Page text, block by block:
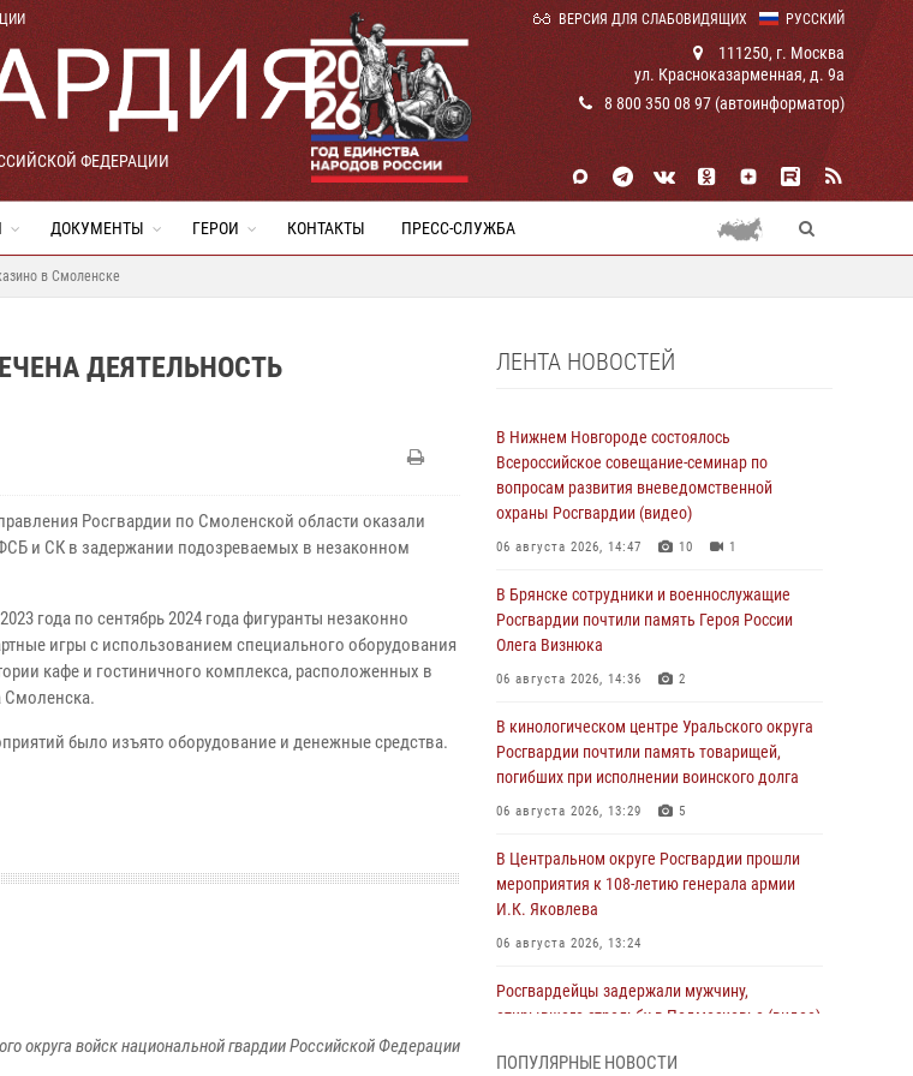
РУССКИЙ
ВЕРСИЯ ДЛЯ СЛАБОВИДЯЩИХ
ФЕДЕРАЦИИ
111250, г. Москва
ул. Красноказарменная, д. 9а
8 800 350 08 97 (автоинформатор)
ДОКУМЕНТЫ ГЕРОИ КОНТАКТЫ ПРЕСС-СЛУЖБА
в Смоленске
ДЕЯТЕЛЬНОСТЬ
Росгвардии по Смоленской области оказали
и СК в задержании подозреваемых в незаконном
года по сентябрь 2024 года фигуранты незаконно
игры с использованием специального оборудования
кафе и гостиничного комплекса, расположенных в
было изъято оборудование и денежные средства.
округа войск национальной гвардии Российской Федерации
ЛЕНТА НОВОСТЕЙ
В Нижнем Новгороде состоялось
Всероссийское совещание-семинар по
вопросам развития вневедомственной
охраны Росгвардии (видео)
06 августа 2026, 14:47 10 1
В Брянске сотрудники и военнослужащие
Росгвардии почтили память Героя России
Олега Визнюка
06 августа 2026, 14:36 2
В кинологическом центре Уральского округа
Росгвардии почтили память товарищей,
погибших при исполнении воинского долга
06 августа 2026, 13:29 5
В Центральном округе Росгвардии прошли
мероприятия к 108‑летию генерала армии
И.К. Яковлева
06 августа 2026, 13:24
Росгвардейцы задержали мужчину,
открывшего стрельбу в Подмосковье (видео)
ПОПУЛЯРНЫЕ НОВОСТИ